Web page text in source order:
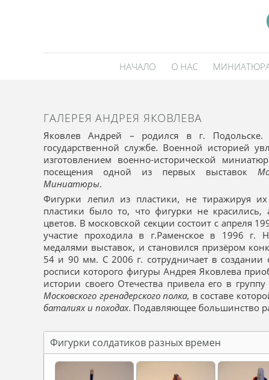
НАЧАЛО О НАС
ГАЛЕРЕЯ АНДРЕЯ ЯКОВЛЕВА
Яковлев Андрей – родился в г.
государственной службе. Военной историей
изготовлением военно-исторической
посещения одной из первых выставок
Миниатюры.
Фигурки лепил из пластики, не тиражируя
пластики было то, что фигурки не красились,
цветов. В московской секции состоит с апреля
участие проходила в г.Раменское в 1996 г.
медалями выставок, и становился призёром
54 и 90 мм. С 2006 г. сотрудничает в
росписи которого фигуры Андрея Яковлева
истории своего Отечества привела его в
Московского гренадерского полка, в составе
баталиях и походах. Подавляющее большинство
Фигурки солдатиков разных времен